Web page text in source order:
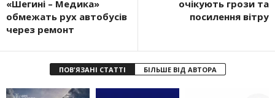
«Шегині – Медика»
обмежать рух автобусів
через ремонт
очікують грози та
посилення вітру
ПОВ'ЯЗАНІ СТАТТІ БІЛЬШЕ ВІД АВТОРА